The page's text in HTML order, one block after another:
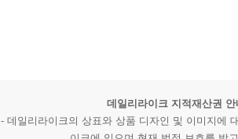
데일리라이크 지적재산권 안
- 데일리라이크의 상표와 상품 디자인 및 이미지에